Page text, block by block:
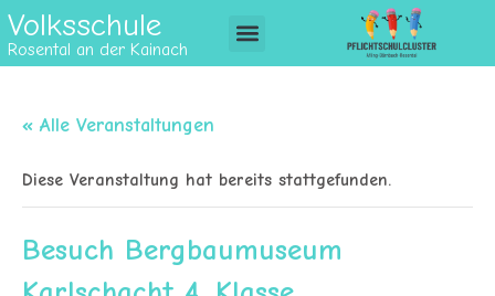
Volksschule
Rosental an der Kainach
« Alle Veranstaltungen
Diese Veranstaltung hat bereits stattgefunden.
Besuch Bergbaumuseum